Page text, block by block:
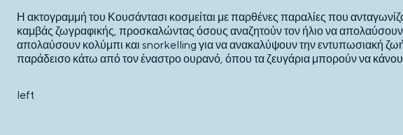
Η ακτογραμμή του Κουσάντασι κοσμείται με παρθένες παραλίες που
καμβάς ζωγραφικής, προσκαλώντας όσους αναζητούν τον ήλιο να
απολαύσουν κολύμπι και snorkelling για να ανακαλύψουν την εντυπωσιακή
παράδεισο κάτω από τον έναστρο ουρανό, όπου τα ζευγάρια μπορούν να
left